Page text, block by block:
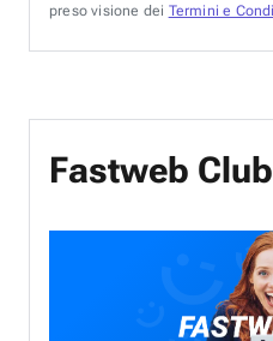
preso visione dei Termini e
Fastweb Club